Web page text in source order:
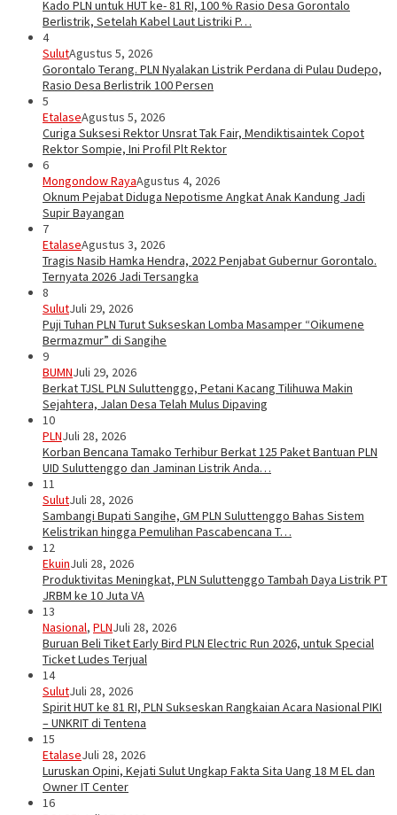
Kado PLN untuk HUT ke- 81 RI, 100 % Rasio Desa Gorontalo
Berlistrik, Setelah Kabel Laut Listriki P…
4
SulutAgustus 5, 2026
Gorontalo Terang. PLN Nyalakan Listrik Perdana di Pulau Dudepo,
Rasio Desa Berlistrik 100 Persen
5
EtalaseAgustus 5, 2026
Curiga Suksesi Rektor Unsrat Tak Fair, Mendiktisaintek Copot
Rektor Sompie, Ini Profil Plt Rektor
6
Mongondow RayaAgustus 4, 2026
Oknum Pejabat Diduga Nepotisme Angkat Anak Kandung Jadi
Supir Bayangan
7
EtalaseAgustus 3, 2026
Tragis Nasib Hamka Hendra, 2022 Penjabat Gubernur Gorontalo.
Ternyata 2026 Jadi Tersangka
8
SulutJuli 29, 2026
Puji Tuhan PLN Turut Sukseskan Lomba Masamper “Oikumene
Bermazmur” di Sangihe
9
BUMNJuli 29, 2026
Berkat TJSL PLN Suluttenggo, Petani Kacang Tilihuwa Makin
Sejahtera, Jalan Desa Telah Mulus Dipaving
10
PLNJuli 28, 2026
Korban Bencana Tamako Terhibur Berkat 125 Paket Bantuan PLN
UID Suluttenggo dan Jaminan Listrik Anda…
11
SulutJuli 28, 2026
Sambangi Bupati Sangihe, GM PLN Suluttenggo Bahas Sistem
Kelistrikan hingga Pemulihan Pascabencana T…
12
EkuinJuli 28, 2026
Produktivitas Meningkat, PLN Suluttenggo Tambah Daya Listrik PT
JRBM ke 10 Juta VA
13
Nasional, PLNJuli 28, 2026
Buruan Beli Tiket Early Bird PLN Electric Run 2026, untuk Special
Ticket Ludes Terjual
14
SulutJuli 28, 2026
Spirit HUT ke 81 RI, PLN Sukseskan Rangkaian Acara Nasional PIKI
– UNKRIT di Tentena
15
EtalaseJuli 28, 2026
Luruskan Opini, Kejati Sulut Ungkap Fakta Sita Uang 18 M EL dan
Owner IT Center
16